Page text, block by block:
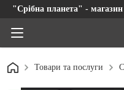
"Срібна планета" - магазин
Товари та послуги